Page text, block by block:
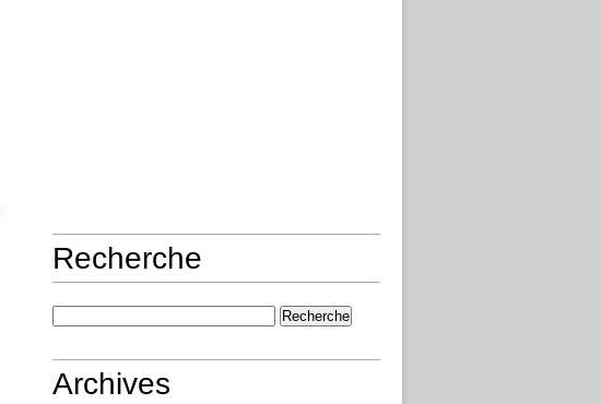
Recherche
Archives